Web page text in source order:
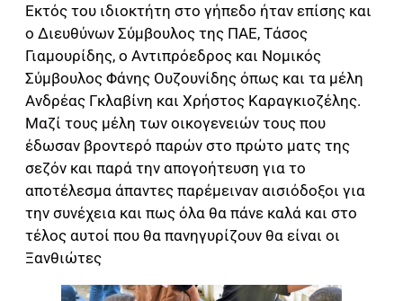
Εκτός του ιδιοκτήτη στο γήπεδο ήταν επίσης και
ο Διευθύνων Σύμβουλος της ΠΑΕ, Τάσος
Γιαμουρίδης, ο Αντιπρόεδρος και Νομικός
Σύμβουλος Φάνης Ουζουνίδης όπως και τα μέλη
Ανδρέας Γκλαβίνη και Χρήστος Καραγκιοζέλης.
Μαζί τους μέλη των οικογενειών τους που
έδωσαν βροντερό παρών στο πρώτο ματς της
σεζόν και παρά την απογοήτευση για το
αποτέλεσμα άπαντες παρέμειναν αισιόδοξοι για
την συνέχεια και πως όλα θα πάνε καλά και στο
τέλος αυτοί που θα πανηγυρίζουν θα είναι οι
Ξανθιώτες